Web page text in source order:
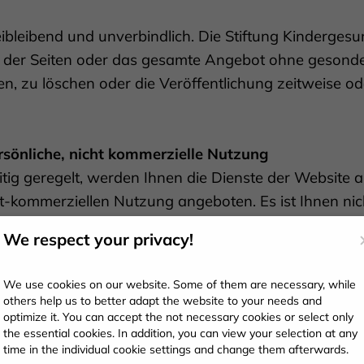
und unverbindlich. Die Stiftung
der Seiten oder das gesamte Angebot ohne
zu löschen oder die Veröffentlichung zeitweise
nicht kommerzielle Nutzung
geregelt, werden Ihnen die Dienste der Website
kommerziellen Nutzung angeboten. Es ist Ihnen
die Sie unter Zugriff auf www.rakuns.de
zu verkaufen oder Dritten zur Verfügung zu
auf dieser Website abrufbaren Dokumente
(wie Lerneinheiten und Übungsaufgaben)
sofern (1) der unten angefügte
We respect your privacy!
We use cookies on our website. Some of them are necessary, while
others help us to better adapt the website to your needs and
optimize it. You can accept the not necessary cookies or select only
the essential cookies. In addition, you can view your selection at any
time in the individual cookie settings and change them afterwards.